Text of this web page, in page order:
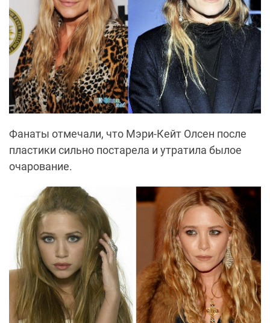
Фанаты отмечали, что Мэри-Кейт Олсен после
пластики сильно постарела и утратила былое
очарование.